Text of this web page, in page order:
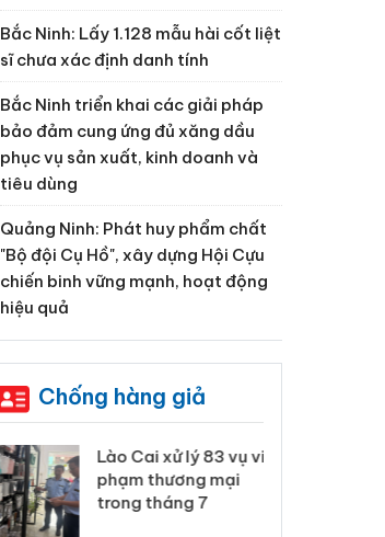
Bắc Ninh: Lấy 1.128 mẫu hài cốt liệt
sĩ chưa xác định danh tính
Bắc Ninh triển khai các giải pháp
bảo đảm cung ứng đủ xăng dầu
phục vụ sản xuất, kinh doanh và
tiêu dùng
Quảng Ninh: Phát huy phẩm chất
"Bộ đội Cụ Hồ", xây dựng Hội Cựu
chiến binh vững mạnh, hoạt động
hiệu quả
Chống hàng giả
Lào Cai xử lý 83 vụ vi
phạm thương mại
trong tháng 7